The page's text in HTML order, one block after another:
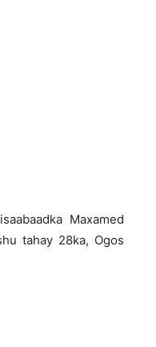
Maxamed
tahay 28ka, Ogos